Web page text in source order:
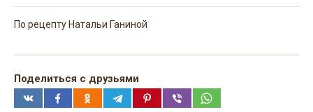
По рецепту Натальи Ганиной
Поделиться с друзьями